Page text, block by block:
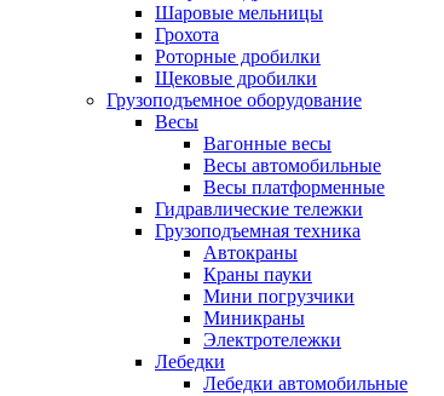
Шаровые мельницы
Грохота
Роторные дробилки
Щековые дробилки
Грузоподъемное оборудование
Весы
Вагонные весы
Весы автомобильные
Весы платформенные
Гидравлические тележки
Грузоподъемная техника
Автокраны
Краны пауки
Мини погрузчики
Миникраны
Электротележки
Лебедки
Лебедки автомобильные